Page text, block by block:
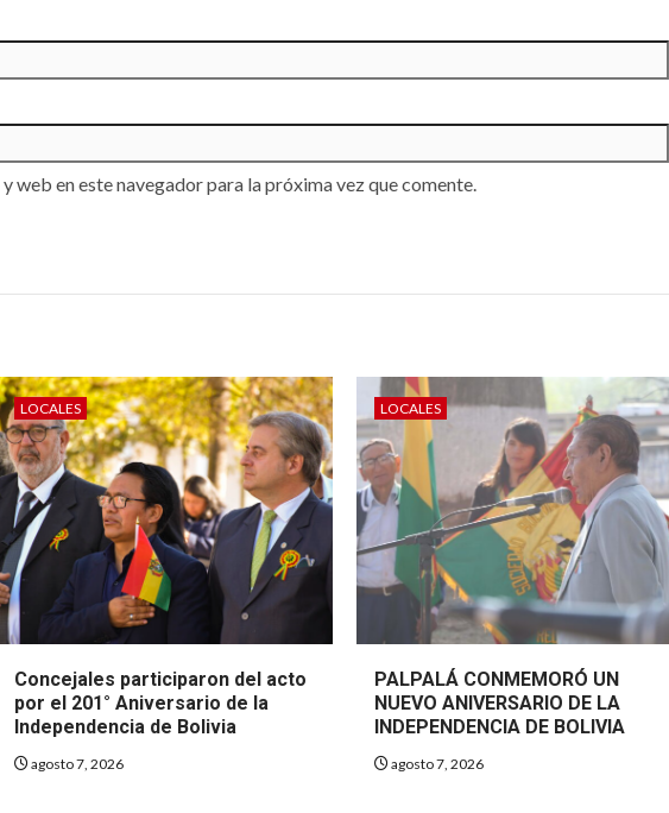
web en este navegador para la próxima vez que comente.
LOCALES
Concejales participaron del acto
por el 201° Aniversario de la
Independencia de Bolivia
agosto 7, 2026
LOCALES
PALPALÁ CONMEMORÓ UN
NUEVO ANIVERSARIO DE LA
INDEPENDENCIA DE BOLIVIA
agosto 7, 2026